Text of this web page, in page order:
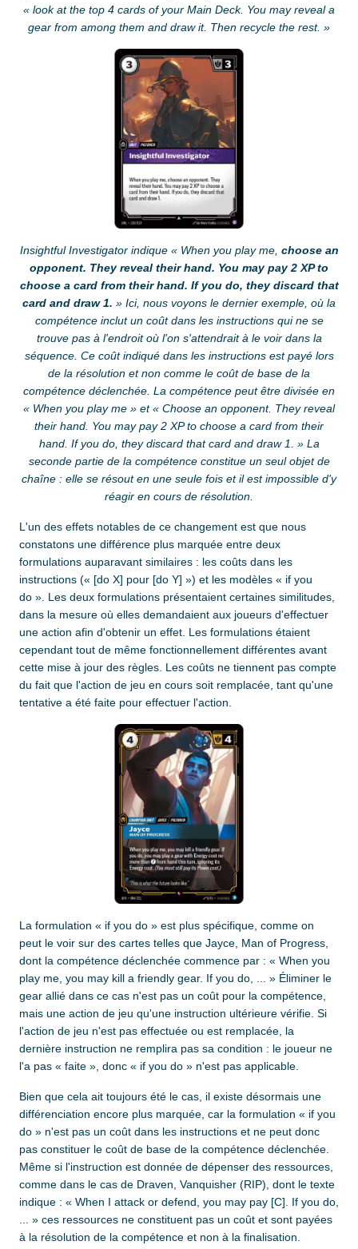
« look at the top 4 cards of your Main Deck. You may reveal a
gear from among them and draw it. Then recycle the rest. »
Insightful Investigator indique « When you play me, choose an
opponent. They reveal their hand. You may pay 2 XP to
choose a card from their hand. If you do, they discard that
card and draw 1. » Ici, nous voyons le dernier exemple, où la
compétence inclut un coût dans les instructions qui ne se
trouve pas à l'endroit où l'on s'attendrait à le voir dans la
séquence. Ce coût indiqué dans les instructions est payé lors
de la résolution et non comme le coût de base de la
compétence déclenchée. La compétence peut être divisée en
« When you play me » et « Choose an opponent. They reveal
their hand. You may pay 2 XP to choose a card from their
hand. If you do, they discard that card and draw 1. » La
seconde partie de la compétence constitue un seul objet de
chaîne : elle se résout en une seule fois et il est impossible d'y
réagir en cours de résolution.
L'un des effets notables de ce changement est que nous
constatons une différence plus marquée entre deux
formulations auparavant similaires : les coûts dans les
instructions (« [do X] pour [do Y] ») et les modèles « if you
do ». Les deux formulations présentaient certaines similitudes,
dans la mesure où elles demandaient aux joueurs d'effectuer
une action afin d'obtenir un effet. Les formulations étaient
cependant tout de même fonctionnellement différentes avant
cette mise à jour des règles. Les coûts ne tiennent pas compte
du fait que l'action de jeu en cours soit remplacée, tant qu'une
tentative a été faite pour effectuer l'action.
La formulation « if you do » est plus spécifique, comme on
peut le voir sur des cartes telles que Jayce, Man of Progress,
dont la compétence déclenchée commence par : « When you
play me, you may kill a friendly gear. If you do, ... » Éliminer le
gear allié dans ce cas n'est pas un coût pour la compétence,
mais une action de jeu qu'une instruction ultérieure vérifie. Si
l'action de jeu n'est pas effectuée ou est remplacée, la
dernière instruction ne remplira pas sa condition : le joueur ne
l'a pas « faite », donc « if you do » n'est pas applicable.
Bien que cela ait toujours été le cas, il existe désormais une
différenciation encore plus marquée, car la formulation « if you
do » n'est pas un coût dans les instructions et ne peut donc
pas constituer le coût de base de la compétence déclenchée.
Même si l'instruction est donnée de dépenser des ressources,
comme dans le cas de Draven, Vanquisher (RIP), dont le texte
indique : « When I attack or defend, you may pay [C]. If you do,
... » ces ressources ne constituent pas un coût et sont payées
à la résolution de la compétence et non à la finalisation.